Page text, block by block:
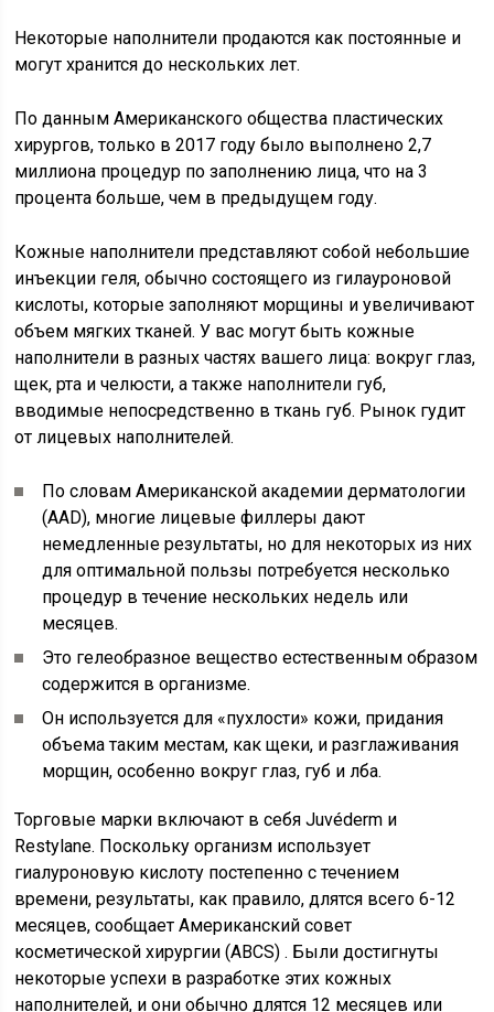
Некоторые наполнители продаются как постоянные и
могут хранится до нескольких лет.
По данным Американского общества пластических
хирургов, только в 2017 году было выполнено 2,7
миллиона процедур по заполнению лица, что на 3
процента больше, чем в предыдущем году.
Кожные наполнители представляют собой небольшие
инъекции геля, обычно состоящего из гилауроновой
кислоты, которые заполняют морщины и увеличивают
объем мягких тканей. У вас могут быть кожные
наполнители в разных частях вашего лица: вокруг глаз,
щек, рта и челюсти, а также наполнители губ,
вводимые непосредственно в ткань губ. Рынок гудит
от лицевых наполнителей.
По словам Американской академии дерматологии
(AAD), многие лицевые филлеры дают
немедленные результаты, но для некоторых из них
для оптимальной пользы потребуется несколько
процедур в течение нескольких недель или
месяцев.
Это гелеобразное вещество естественным образом
содержится в организме.
Он используется для «пухлости» кожи, придания
объема таким местам, как щеки, и разглаживания
морщин, особенно вокруг глаз, губ и лба.
Торговые марки включают в себя Juvéderm и
Restylane. Поскольку организм использует
гиалуроновую кислоту постепенно с течением
времени, результаты, как правило, длятся всего 6-12
месяцев, сообщает Американский совет
косметической хирургии (ABCS) . Были достигнуты
некоторые успехи в разработке этих кожных
наполнителей, и они обычно длятся 12 месяцев или